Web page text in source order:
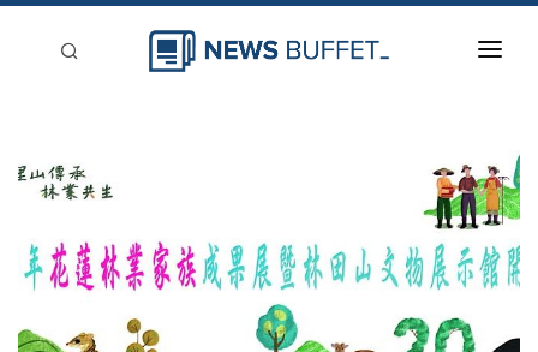
新聞稿分類
刊登